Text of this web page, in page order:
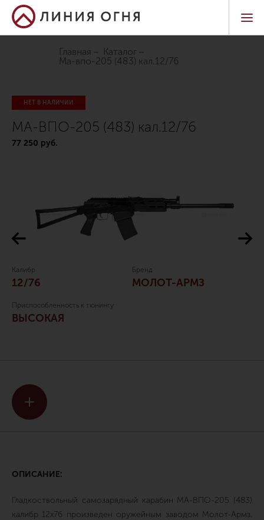
Главная
Каталог
ма-впо-205 (483) кал.12/76
НЕТ В НАЛИЧИИ
МА-ВПО-205 (483) кал.12/76
77 250 руб.
Калибр
12/76
Бренд
МОЛОТ-АРМЗ
Приспособленность к тюнингу
ВЫСОКАЯ
ОПИСАНИЕ:
Гладкоствольный самозарядный карабин МА-ВПО-205 (483)
калибр 12х76 произведен оружейным заводом Молот-Армз.